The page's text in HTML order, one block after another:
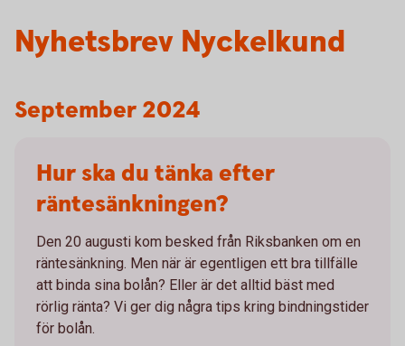
Nyhetsbrev Nyckelkund
September 2024
Hur ska du tänka efter
räntesänkningen?
Den 20 augusti kom besked från Riksbanken om en
räntesänkning. Men när är egentligen ett bra tillfälle
att binda sina bolån? Eller är det alltid bäst med
rörlig ränta? Vi ger dig några tips kring bindningstider
för bolån.